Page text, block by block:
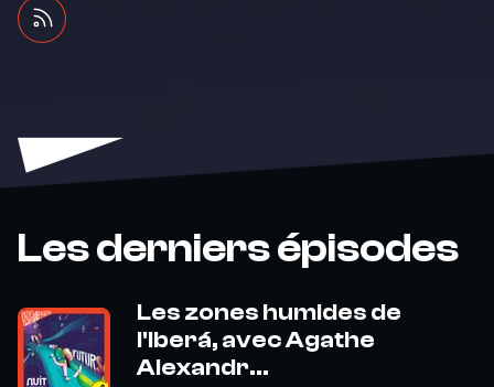
Les derniers épisodes
Les zones humides de
l'Iberá, avec Agathe
Alexandr...